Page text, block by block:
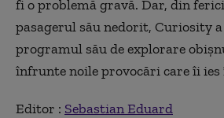
fi o problemă gravă. Dar, din
pasagerul său nedorit, Curiosity
programul său de explorare
înfrunte noile provocări care îi ies
Editor : Sebastian Eduard